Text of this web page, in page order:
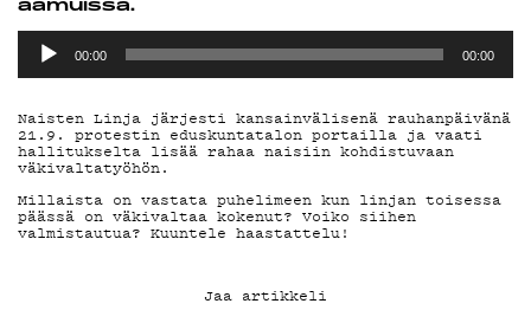
MAINOSTA
YHTEYSTIEDOT
G LIVELAB
YSTÄVÄKLUBI
aamuissa.
Äänitoistin
00:00 00:00
Naisten Linja järjesti kansainvälisenä rauhanpäivänä
21.9. protestin eduskuntatalon portailla ja vaati
hallitukselta lisää rahaa naisiin kohdistuvaan
väkivaltatyöhön.
Millaista on vastata puhelimeen kun linjan toisessa
päässä on väkivaltaa kokenut? Voiko siihen
valmistautua? Kuuntele haastattelu!
Jaa artikkeli